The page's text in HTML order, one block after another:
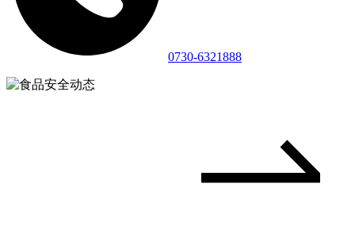
0730-6321888